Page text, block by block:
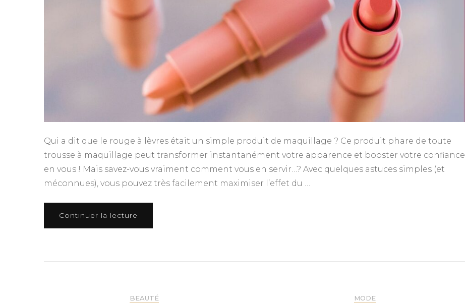
Qui a dit que le rouge à lèvres était un simple produit de maquillage ? Ce produit phare de toute
trousse à maquillage peut transformer instantanément votre apparence et booster votre confiance
en vous ! Mais savez-vous vraiment comment vous en servir…? Avec quelques astuces simples (et
méconnues), vous pouvez très facilement maximiser l’effet du …
Continuer la lecture
BEAUTÉ MODE